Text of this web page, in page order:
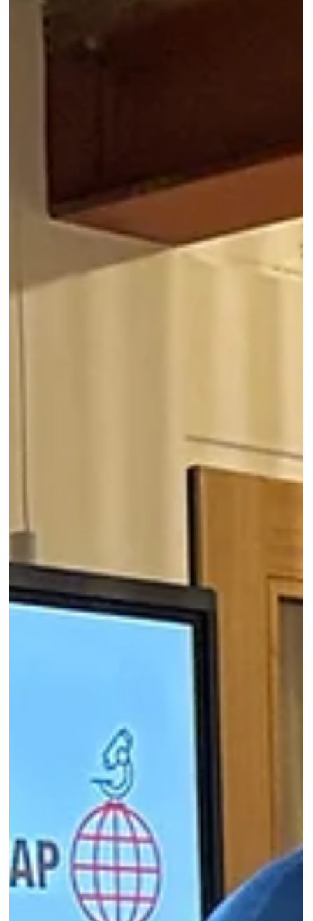
Vrije Universiteit Brussel (VUB). Met deze overdracht wordt een
volgende stap gezet in de ontwikkeling van de site tot een
met academisch onderzoek en ondernemerschap.